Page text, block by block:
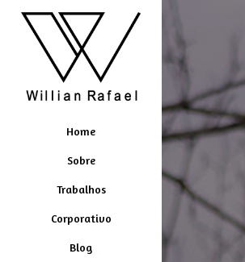
Home
Sobre
Trabalhos
Corporativo
Blog